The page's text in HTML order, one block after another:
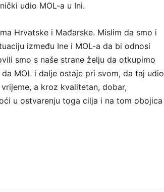
udio MOL-a u Ini.
Hrvatske i Mađarske. Mislim da smo i
između Ine i MOL-a da bi odnosi
smo s naše strane želju da otkupimo
MOL i dalje ostaje pri svom, da taj udio
a kroz kvalitetan, dobar,
u ostvarenju toga cilja i na tom obojica